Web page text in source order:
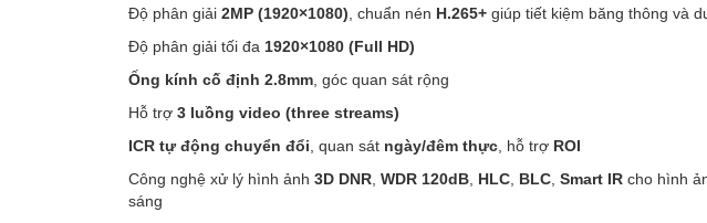
Độ phân giải 2MP (1920×1080) , chuẩn nén H.265+giúp tiết kiệm băng thông và
Độ phân giải tối đa 1920×1080 (Full HD)
Ống kính cố định 2.8mm, góc quan sát rộng
Hỗ trợ 3 luồng video (three streams)
ICR tự động chuyển đổi , quan sát ngày/đêm thực, hỗ trợ ROI
Công nghệ xử lý hình ảnh 3D DNR, WDR 120dB, HLC, BLC, Smart IRcho hình
sáng